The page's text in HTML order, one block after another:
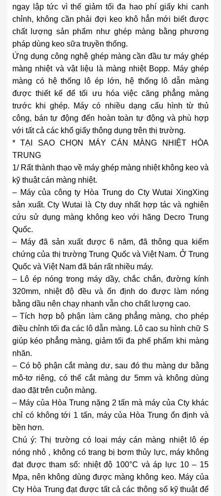
ngay lập tức vì thế giảm tối đa hao phí giấy khi canh
chỉnh, không cần phải đợi keo khô hẳn mới biết được
chất lượng sản phẩm như ghép màng bằng phương
pháp dùng keo sữa truyền thống.
Ứng dụng công nghệ ghép màng cần đầu tư máy ghép
màng nhiệt và vật liệu là màng nhiệt Bopp. Máy ghép
màng có hệ thống lô ép lớn, hệ thống lô dẫn màng
được thiết kế để tối ưu hóa việc căng phẳng màng
trước khi ghép. Máy có nhiều dạng cấu hình từ thủ
công, bán tự động đến hoàn toàn tự động và phù hợp
với tất cả các khổ giấy thông dụng trên thị trường.
* TẠI SAO CHỌN MÁY CÁN MÀNG NHIỆT HÒA
TRUNG
1/ Rất thành thạo về máy ghép màng nhiệt không keo và
kỹ thuật cán màng nhiệt.
– Máy của công ty Hòa Trung do Cty Wutai XingXing
sản xuất. Cty Wutai là Cty duy nhất hợp tác và nghiên
cứu sử dụng màng không keo với hãng Decro Trung
Quốc.
– Máy đã sản xuất được 6 năm, đã thông qua kiểm
chứng của thị trường Trung Quốc và Việt Nam. Ở Trung
Quốc và Việt Nam đã bán rất nhiều máy.
– Lô ép nóng trong máy dầy, chắc chắn, đường kính
320mm, nhiệt độ đều và ổn định do được làm nóng
bằng dầu nên chạy nhanh vẫn cho chất lượng cao.
– Tích hợp bộ phận làm căng phẳng màng, cho phép
điều chỉnh tối đa các lô dẫn màng. Lô cao su hình chữ S
giúp kéo phẳng màng, giảm tối đa phế phẩm khi màng
nhăn.
– Có bộ phận cắt màng dư, sau đó thu màng dư bằng
mô-tơ riêng, có thể cắt màng dư 5mm và không dùng
dao đặt trên cuộn màng.
– Máy của Hòa Trung nặng 2 tấn mà máy của Cty khác
chỉ có không tới 1 tấn, máy của Hòa Trung ổn định và
bền hơn.
Chú ý: Thị trường có loại máy cán màng nhiệt lô ép
nóng nhỏ , không có trang bị bơm thủy lực, máy không
đạt được tham số: nhiệt độ 100°C và áp lực 10 – 15
Mpa, nên không dùng được màng không keo. Máy của
Cty Hòa Trung đạt được tất cả các thông số kỹ thuật để